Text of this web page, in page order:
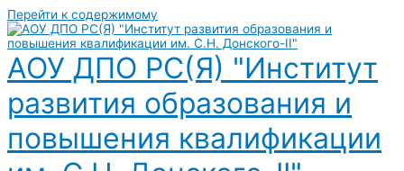
Перейти к содержимому
АОУ ДПО РС(Я) "Институт
развития образования и
повышения квалификации